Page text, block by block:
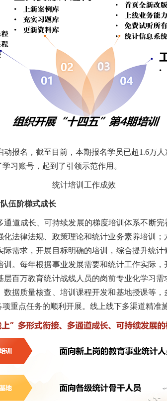
动报名，截至目前，本期报名学员已超1.6万
习账号，起到了引领示范作用。
统计培训工作成效
伍阶梯式成长
通道成长、可持续发展的梯度培训体系不断
法律法规、政策理论和统计业务素养培训
需求，开展目标明确的培训，综合提升统
。每年根据事业发展需要和统计工作实际
百万教育统计战线人员的岗前专业化学习
据质量核查、培训课程开发和基地授课等
重点任务的顺利开展。线上线下多渠道精准